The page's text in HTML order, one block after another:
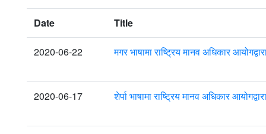
Date Title
2020-06-22 मगर भाषामा राष्ट्रिय मानव अधिकार
2020-06-17 शेर्पा भाषामा राष्ट्रिय मानव अधिकार